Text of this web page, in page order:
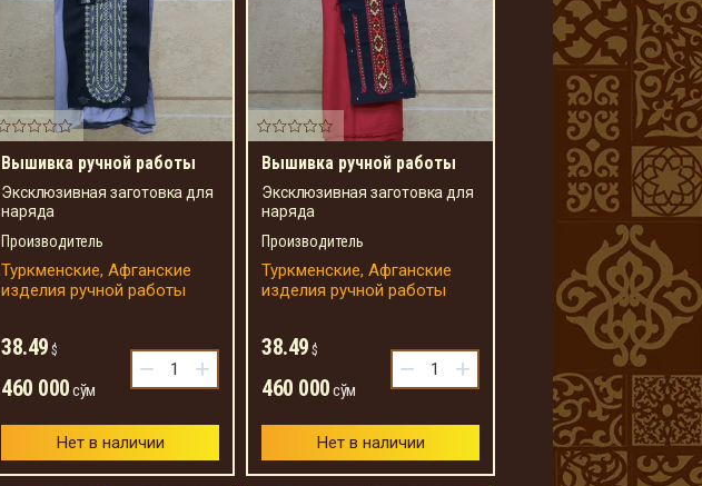
Вышивка ручной работы
Эксклюзивная заготовка для
наряда
Производитель
Туркменские, Афганские
изделия ручной работы
38.49 $
460 000сўм
− +
Нет в наличии
Вышивка ручной работы
Эксклюзивная заготовка для
наряда
Производитель
Туркменские, Афганские
изделия ручной работы
38.49 $
460 000сўм
− +
Нет в наличии